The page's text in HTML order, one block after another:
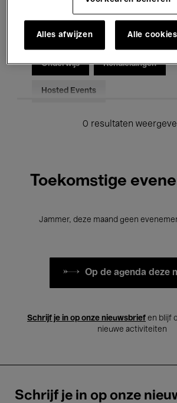
Voor iedereen Kids’ Palace
Onderwijs Rondleidingen
Hosted Events
0 resultaten
Toekomstige
Jammer, deze maand geen
Op de agenda deze
Schrijf je in op onze nieuwsbrief en blijf
nieuwe activiteiten
Schrijf je in op onze
Alles afwijzen Alle